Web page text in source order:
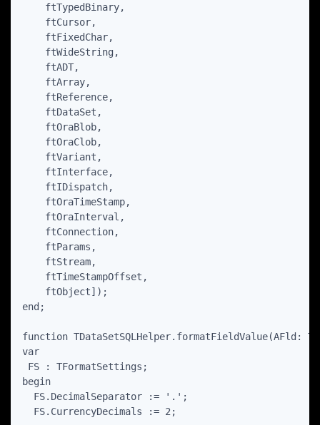
    ftTypedBinary,
    ftCursor,
    ftFixedChar,
    ftWideString,
    ftADT,
    ftArray,
    ftReference,
    ftDataSet,
    ftOraBlob,
    ftOraClob,
    ftVariant,
    ftInterface,
    ftIDispatch,
    ftOraTimeStamp,
    ftOraInterval,
    ftConnection,
    ftParams,
    ftStream,
    ftTimeStampOffset,
    ftObject]);
end;
function TDataSetSQLHelper.formatFieldValue(AFld:
var
FS : TFormatSettings;
begin
  FS.DecimalSeparator := '.';
  FS.CurrencyDecimals := 2;